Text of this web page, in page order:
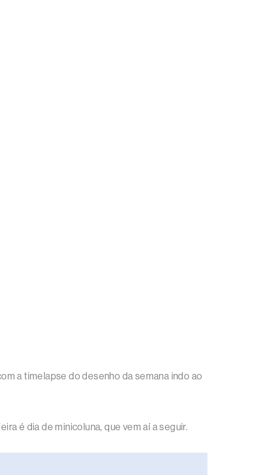
a timelapse do desenho da semana indo ao
é dia de minicoluna, que vem aí a seguir.